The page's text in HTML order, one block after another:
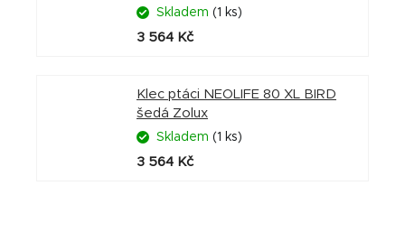
Skladem (1 ks)
3 564 Kč
Klec ptáci NEOLIFE 80 XL BIRD
šedá Zolux
Skladem (1 ks)
3 564 Kč